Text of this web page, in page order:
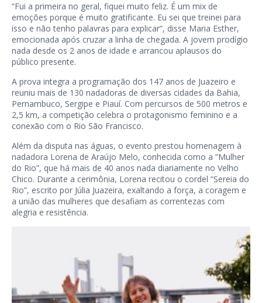
“Fui a primeira no geral, fiquei muito feliz. É um mix de
emoções porque é muito gratificante. Eu sei que treinei para
isso e não tenho palavras para explicar”, disse Maria Esther,
emocionada após cruzar a linha de chegada. A jovem prodígio
nada desde os 2 anos de idade e arrancou aplausos do
público presente.
A prova integra a programação dos 147 anos de Juazeiro e
reuniu mais de 130 nadadoras de diversas cidades da Bahia,
Pernambuco, Sergipe e Piauí. Com percursos de 500 metros e
2,5 km, a competição celebra o protagonismo feminino e a
conexão com o Rio São Francisco.
Além da disputa nas águas, o evento prestou homenagem à
nadadora Lorena de Araújo Melo, conhecida como a “Mulher
do Rio”, que há mais de 40 anos nada diariamente no Velho
Chico. Durante a cerimônia, Lorena recitou o cordel “Sereia do
Rio”, escrito por Júlia Juazeira, exaltando a força, a coragem e
a união das mulheres que desafiam as correntezas com
alegria e resistência.